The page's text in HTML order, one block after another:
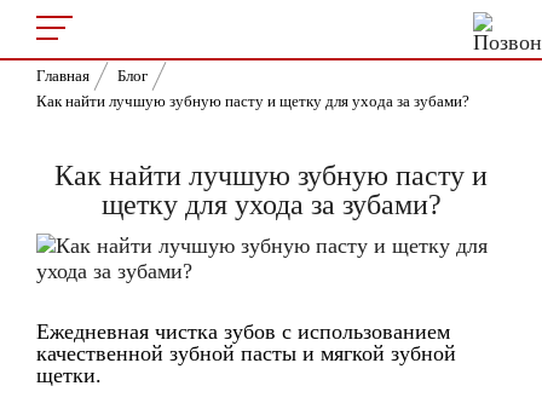
Главная
Блог
Как найти лучшую зубную пасту и щетку для ухода за зубами?
Как найти лучшую зубную пасту и
щетку для ухода за зубами?
Ежедневная чистка зубов с использованием
качественной зубной пасты и мягкой зубной
щетки.